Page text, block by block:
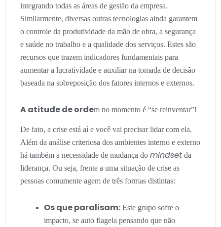
integrando todas as áreas de gestão da empresa.
Similarmente, diversas outras tecnologias ainda garantem
o controle da produtividade da mão de obra, a segurança
e saúde no trabalho e a qualidade dos serviços. Estes são
recursos que trazem indicadores fundamentais para
aumentar a lucratividade e auxiliar na tomada de decisão
baseada na sobreposição dos fatores internos e externos.
A atitude de ordem no momento é “se reinventar”!
De fato, a crise está aí e você vai precisar lidar com ela.
Além da análise criteriosa dos ambientes interno e externo
há também a necessidade de mudança do mindset da
liderança. Ou seja, frente a uma situação de crise as
pessoas comumente agem de três formas distintas:
Os que paralisam: Este grupo sofre o
impacto, se auto flagela pensando que não